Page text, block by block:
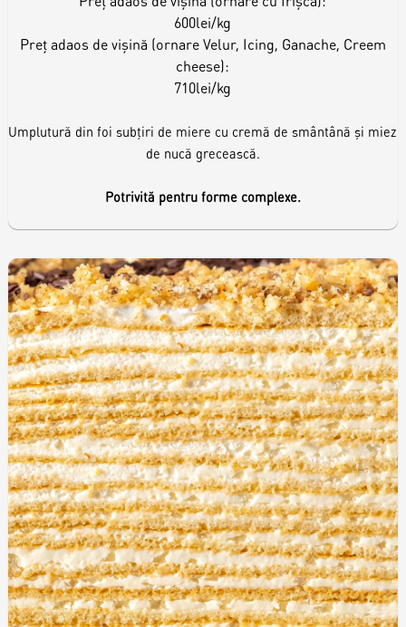
600lei/kg
Preț adaos de vișină (ornare Velur, Icing, Ganache, Creem
cheese):
710lei/kg
Umplutură din foi subțiri de miere cu cremă de smântână și miez
de nucă grecească.
Potrivită pentru forme complexe.